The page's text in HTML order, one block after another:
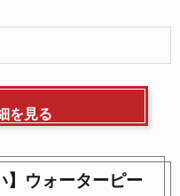
を見る
】ウォーターピー